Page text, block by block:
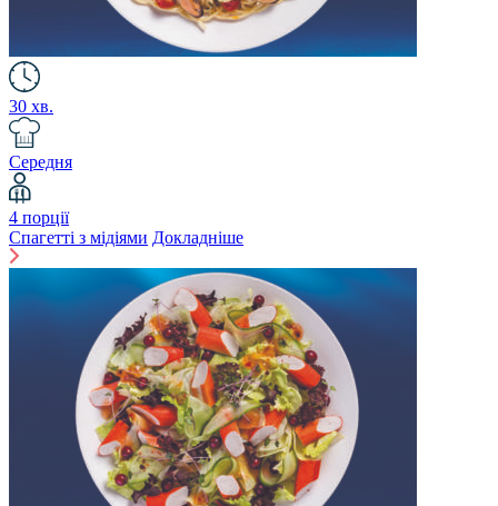
30 хв.
Середня
4 порції
Спагетті з мідіями Докладніше